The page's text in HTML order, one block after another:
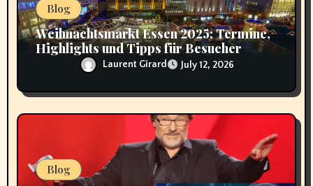
Blog
Weihnachtsmarkt Essen 2025: Termine,
Highlights und Tipps für Besucher
Laurent Girard July 12, 2026
Blog